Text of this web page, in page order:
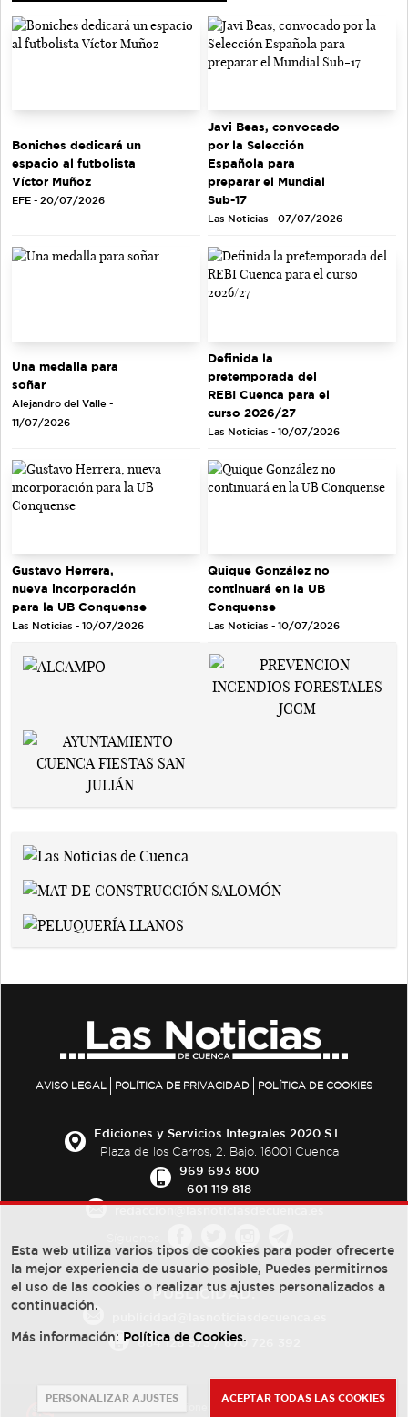
Boniches dedicará un
espacio al futbolista
Víctor Muñoz
EFE - 20/07/2026
Javi Beas, convocado
por la Selección
Española para
preparar el Mundial
Sub-17
Las Noticias - 07/07/2026
Una medalla para
soñar
Alejandro del Valle -
11/07/2026
Definida la
pretemporada del
REBI Cuenca para el
curso 2026/27
Las Noticias - 10/07/2026
Gustavo Herrera,
nueva incorporación
para la UB Conquense
Las Noticias - 10/07/2026
Quique González no
continuará en la UB
Conquense
Las Noticias - 10/07/2026
AVISO LEGAL POLÍTICA DE PRIVACIDAD POLÍTICA DE COOKIES
Ediciones y Servicios Integrales 2020 S.L.
Plaza de los Carros, 2. Bajo. 16001 Cuenca
969 693 800
601 119 818
PUBLICIDAD:
684 126 573/670 726 392
Esta web utiliza varios tipos de cookies para poder ofrecerte
la mejor experiencia de usuario posible, Puedes permitirnos
el uso de las cookies o realizar tus ajustes personalizados a
continuación.
Más información: Política de Cookies.
PERSONALIZAR AJUSTES ACEPTAR TODAS LAS COOKIES